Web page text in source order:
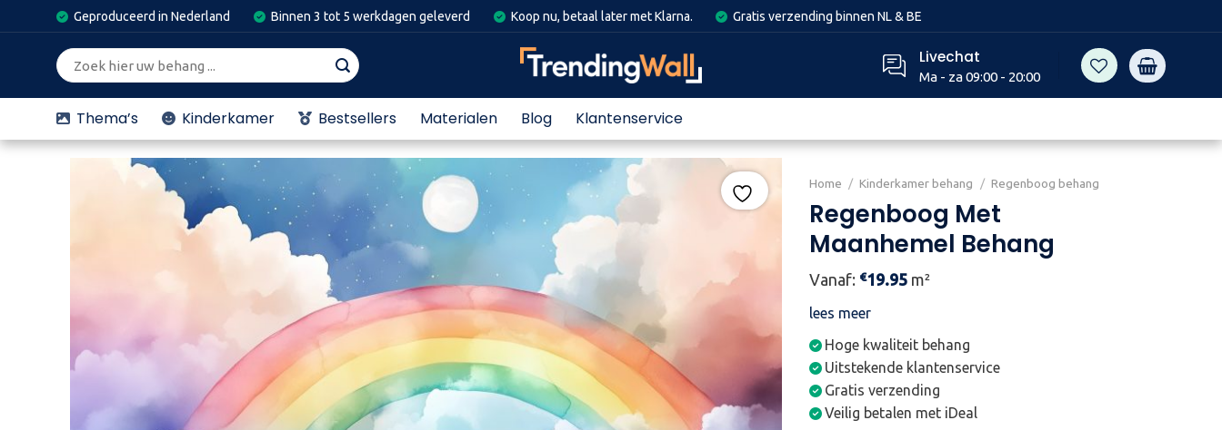
to
Geproduceerd in Nederland Binnen 3 tot 5 werkdagen geleverd Koop nu, betaal later met Klarna. Gratis verzending binnen NL & BE
Zoeken
naar:
Livechat
Ma - za 09:00 - 20:00
Thema’s Kinderkamer Bestsellers Materialen Blog Klantenservice
Home / Kinderkamer behang / Regenboog behang
Regenboog Met
Maanhemel Behang
Vanaf: €19.95 m²
lees meer
Hoge kwaliteit behang
Uitstekende klantenservice
Gratis verzending
Veilig betalen met iDeal